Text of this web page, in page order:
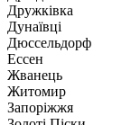
Дружківка
Дунаївці
Дюссельдорф
Ессен
Жванець
Житомир
Запоріжжя